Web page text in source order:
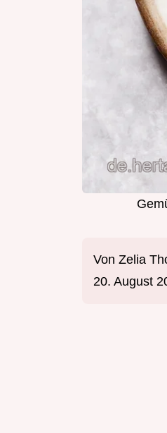
Von Zelia
20. August